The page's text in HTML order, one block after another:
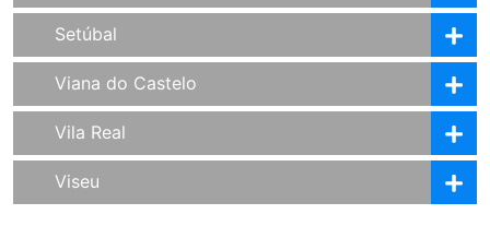
Setúbal
Viana do Castelo
Vila Real
Viseu